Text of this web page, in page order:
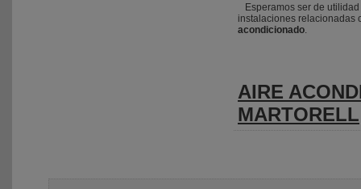
Esperamos ser de
instalaciones relacionadas
acondicionado
AIRE
MARTORELL